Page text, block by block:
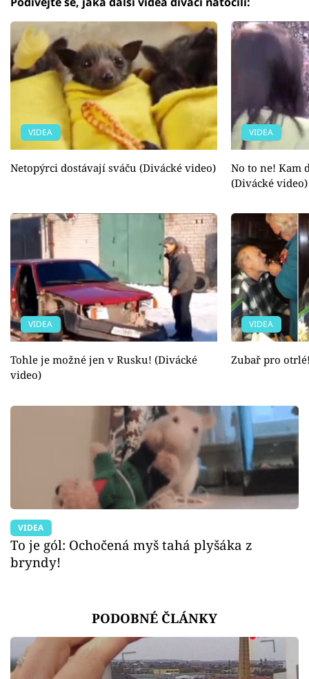
VIDEA
Netopýrci dostávají sváču (Divácké video)
VIDEA
No to ne! Kam
(Divácké video)
VIDEA
Tohle je možné jen v Rusku! (Divácké
video)
VIDEA
Zubař pro
VIDEA
To je gól: Ochočená myš tahá plyšáka z
bryndy!
PODOBNÉ ČLÁNKY